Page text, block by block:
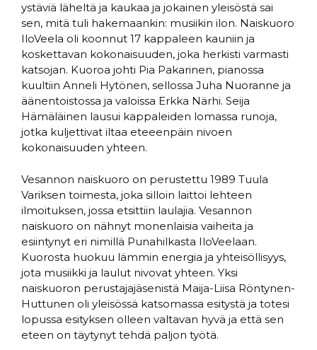
ystäviä läheltä ja kaukaa ja jokainen yleisöstä sai
sen, mitä tuli hakemaankin: musiikin ilon. Naiskuoro
IloVeela oli koonnut 17 kappaleen kauniin ja
koskettavan kokonaisuuden, joka herkisti varmasti
katsojan. Kuoroa johti Pia Pakarinen, pianossa
kuultiin Anneli Hytönen, sellossa Juha Nuoranne ja
äänentoistossa ja valoissa Erkka Närhi. Seija
Hämäläinen lausui kappaleiden lomassa runoja,
jotka kuljettivat iltaa eteeenpäin nivoen
kokonaisuuden yhteen.
Vesannon naiskuoro on perustettu 1989 Tuula
Variksen toimesta, joka silloin laittoi lehteen
ilmoituksen, jossa etsittiin laulajia. Vesannon
naiskuoro on nähnyt monenlaisia vaiheita ja
esiintynyt eri nimillä Punahilkasta IloVeelaan.
Kuorosta huokuu lämmin energia ja yhteisöllisyys,
jota musiikki ja laulut nivovat yhteen. Yksi
naiskuoron perustajajäsenistä Maija-Liisa Röntynen-
Huttunen oli yleisössä katsomassa esitystä ja totesi
lopussa esityksen olleen valtavan hyvä ja että sen
eteen on täytynyt tehdä paljon työtä.